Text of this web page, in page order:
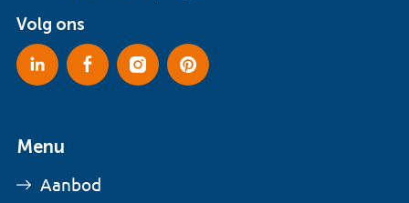
Volg ons
Menu
Aanbod